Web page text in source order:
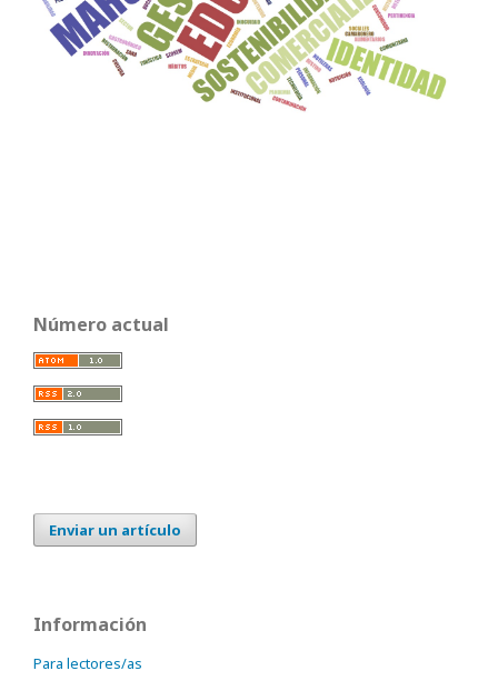
Número actual
Enviar un artículo
Información
Para lectores/as